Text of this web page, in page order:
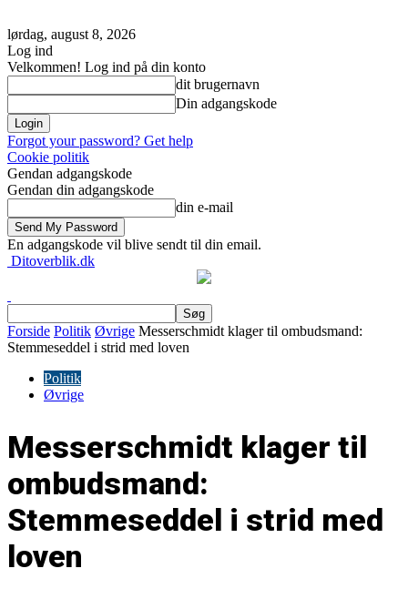
lørdag, august 8, 2026
Log ind
Velkommen! Log ind på din konto
dit brugernavn
Din adgangskode
Forgot your password? Get help
Cookie politik
Gendan adgangskode
Gendan din adgangskode
din e-mail
En adgangskode vil blive sendt til din email.
Ditoverblik.dk
Forside Politik Øvrige Messerschmidt klager til ombudsmand:
Stemmeseddel i strid med loven
Politik
Øvrige
Messerschmidt klager til
ombudsmand:
Stemmeseddel i strid med
loven